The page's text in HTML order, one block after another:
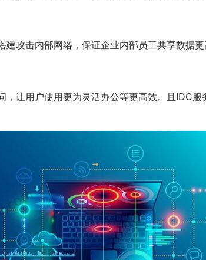
攻击内部网络，保证企业内部员工共享数据更
让用户使用更为灵活办公等更高效。且IDC服